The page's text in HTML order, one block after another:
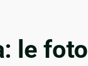
le foto